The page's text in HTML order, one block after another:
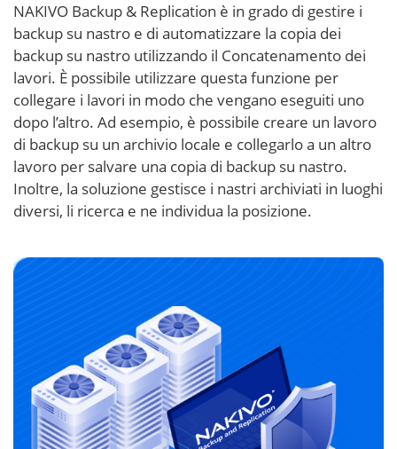
NAKIVO Backup & Replication è in grado di gestire i
backup su nastro e di automatizzare la copia dei
backup su nastro utilizzando il Concatenamento dei
lavori. È possibile utilizzare questa funzione per
collegare i lavori in modo che vengano eseguiti uno
dopo l’altro. Ad esempio, è possibile creare un lavoro
di backup su un archivio locale e collegarlo a un altro
lavoro per salvare una copia di backup su nastro.
Inoltre, la soluzione gestisce i nastri archiviati in luoghi
diversi, li ricerca e ne individua la posizione.